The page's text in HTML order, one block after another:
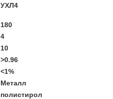
УХЛ4
180
4
10
>0.96
<1%
Металл
полистирол